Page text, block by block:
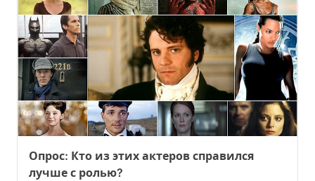
Опрос: Кто из этих актеров справился
лучше с ролью?